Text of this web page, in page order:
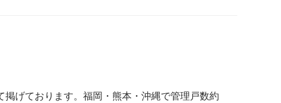
げております。福岡・熊本・沖縄で管理戸数約